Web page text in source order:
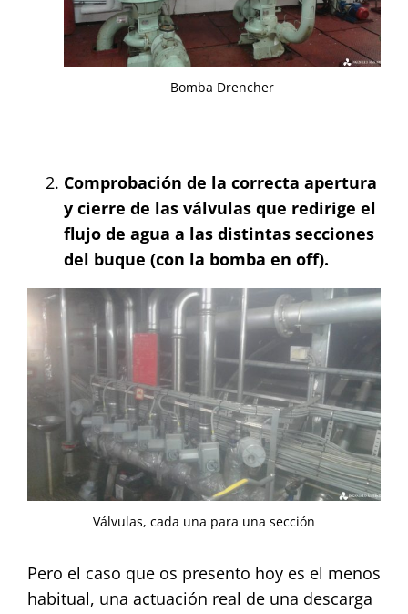
Bomba Drencher
Comprobación de la correcta apertura
y cierre de las válvulas que redirige el
flujo de agua a las distintas secciones
del buque (con la bomba en off).
Válvulas, cada una para una sección
Pero el caso que os presento hoy es el menos
habitual, una actuación real de una descarga